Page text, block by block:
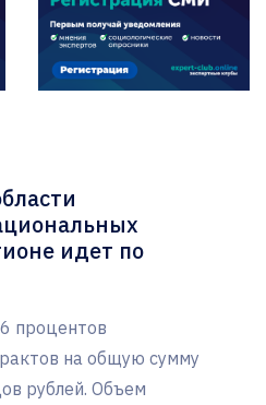
идет по
процентов
на общую сумму
рублей. Объем